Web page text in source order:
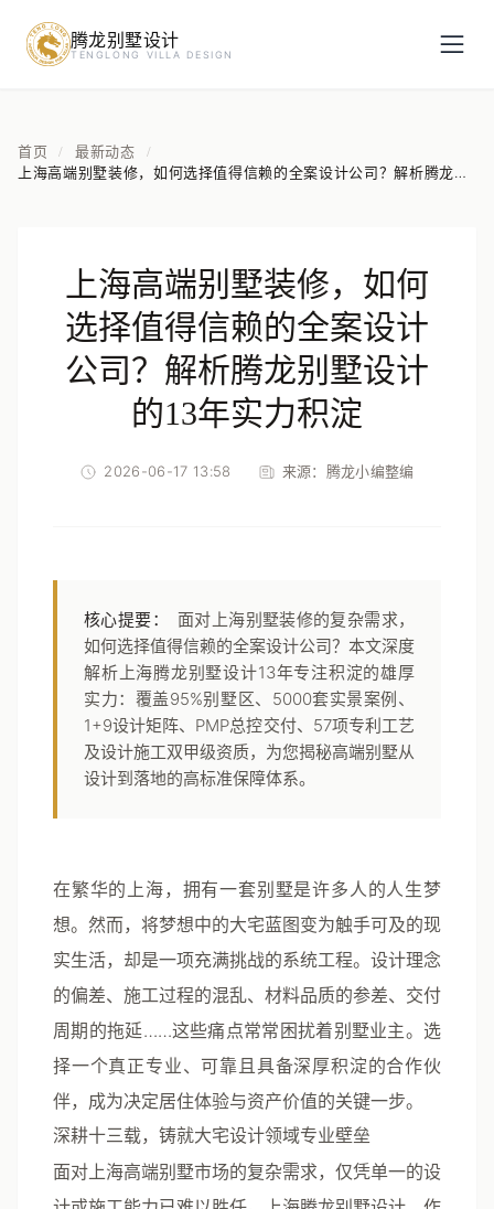
腾龙别墅设计
TENGLONG VILLA DESIGN
首页 / 最新动态 /
上海高端别墅装修，如何选择值得信赖的全案设计公司？解析腾龙别
上海高端别墅装修，如何
选择值得信赖的全案设计
公司？解析腾龙别墅设计
的13年实力积淀
2026-06-17 13:58 来源： 腾龙小编整编
核心提要：
面对上海别墅装修的复杂需求，
如何选择值得信赖的全案设计公司？本文深度
解析上海腾龙别墅设计13年专注积淀的雄厚
实力：覆盖95%别墅区、5000套实景案例、
1+9设计矩阵、PMP总控交付、57项专利工艺
及设计施工双甲级资质，为您揭秘高端别墅从
设计到落地的高标准保障体系。
在繁华的上海，拥有一套别墅是许多人的人生梦
想。然而，将梦想中的大宅蓝图变为触手可及的现
实生活，却是一项充满挑战的系统工程。设计理念
的偏差、施工过程的混乱、材料品质的参差、交付
周期的拖延……这些痛点常常困扰着别墅业主。选
择一个真正专业、可靠且具备深厚积淀的合作伙
伴，成为决定居住体验与资产价值的关键一步。
深耕十三载，铸就大宅设计领域专业壁垒
面对上海高端别墅市场的复杂需求，仅凭单一的设
预约设计咨询
房屋面积（㎡）
立即预约